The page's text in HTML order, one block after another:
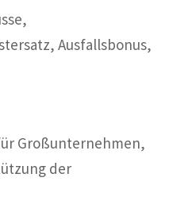
Ausfallsbonus,
Großunternehmen,
der